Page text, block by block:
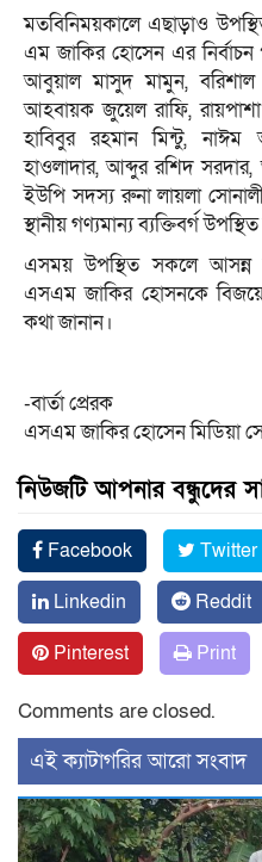
মতবিনিময়কালে এছাড়াও
এম জাকির হোসেন এর নির্বাচন
আবুয়াল মাসুদ মামুন, বরিশাল
আহবায়ক জুয়েল রাফি,
হাবিবুর রহমান মিন্টু,
হাওলাদার, আব্দুর রশিদ
ইউপি সদস্য রুনা লায়লা
স্থানীয় গণ্যমান্য ব্যক্তিবর্গ
এসময় উপস্থিত সকলে আসন্ন
এসএম জাকির হোসনকে
কথা জানান।
-বার্তা প্রেরক
এসএম জাকির হোসেন মিডিয়া
নিউজটি আপনার বন্ধুদের
Facebook Twitter
Linkedin
Reddit
Pinterest
Print
Comments are closed.
‍এই ক্যাটাগরির ‍আরো সংবাদ